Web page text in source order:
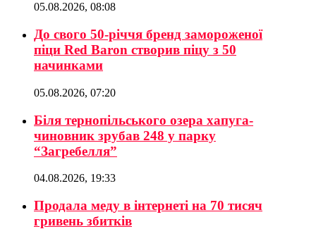
05.08.2026, 08:08
До свого 50-річчя бренд замороженої
піци Red Baron створив піцу з 50
начинками
05.08.2026, 07:20
Біля тернопільського озера хапуга-
чиновник зрубав 248 у парку
“Загребелля”
04.08.2026, 19:33
Продала меду в інтернеті на 70 тисяч
гривень збитків